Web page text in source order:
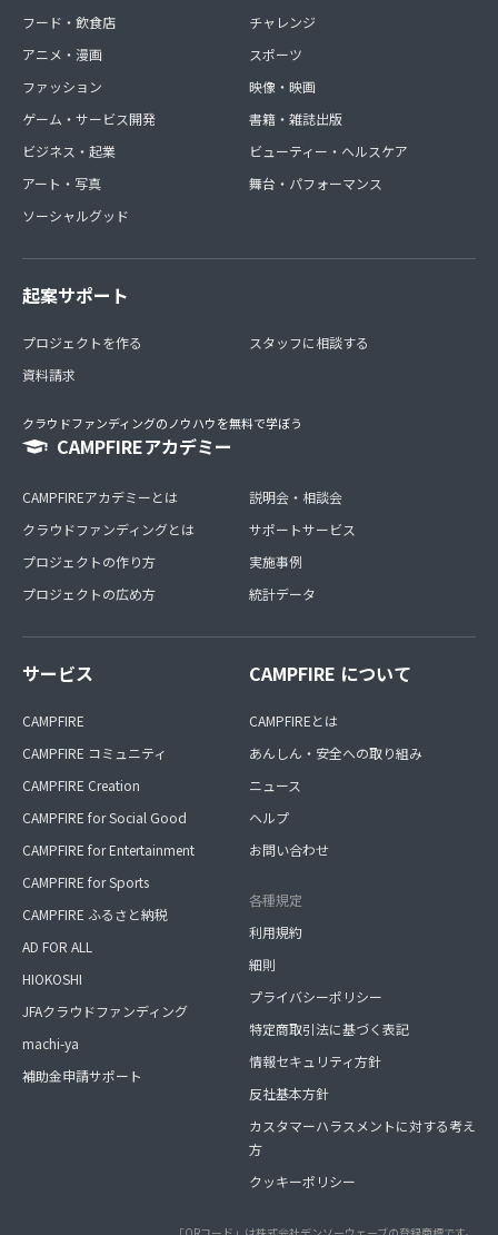
フード・飲食店
アニメ・漫画
ファッション
ゲーム・サービス開発
ビジネス・起業
アート・写真
ソーシャルグッド
チャレンジ
スポーツ
映像・映画
書籍・雑誌出版
ビューティー・ヘルスケア
舞台・パフォーマンス
起案サポート
プロジェクトを作る
資料請求
スタッフに相談する
クラウドファンディングのノウハウを無料で学ぼう
CAMPFIREアカデミー
CAMPFIREアカデミーとは
クラウドファンディングとは
プロジェクトの作り方
プロジェクトの広め方
説明会・相談会
サポートサービス
実施事例
統計データ
サービス
CAMPFIRE
CAMPFIRE コミュニティ
CAMPFIRE Creation
CAMPFIRE for Social Good
CAMPFIRE for Entertainment
CAMPFIRE for Sports
CAMPFIRE ふるさと納税
AD FOR ALL
HIOKOSHI
JFAクラウドファンディング
machi-ya
補助金申請サポート
CAMPFIRE について
CAMPFIREとは
あんしん・安全への取り組み
ニュース
ヘルプ
お問い合わせ
各種規定
利用規約
細則
プライバシーポリシー
特定商取引法に基づく表記
情報セキュリティ方針
反社基本方針
カスタマーハラスメントに対する考え
方
クッキーポリシー